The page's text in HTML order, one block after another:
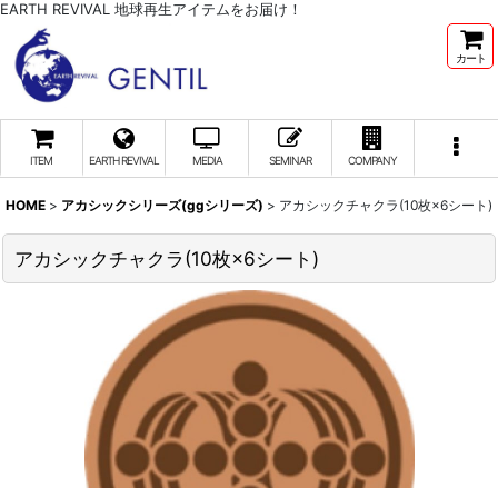
EARTH REVIVAL 地球再生アイテムをお届け！
カート
ITEM EARTH REVIVAL MEDIA SEMINAR COMPANY
HOME > アカシックシリーズ(ggシリーズ) > アカシックチャクラ(10枚×6シート)
アカシックチャクラ(10枚×6シート)